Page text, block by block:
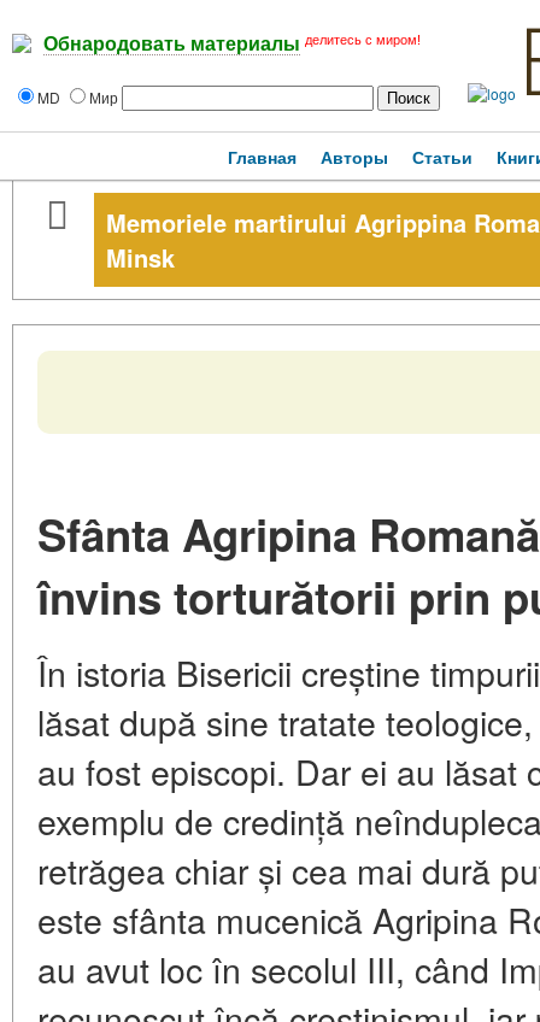
Обнародовать материалы делитесь с миром!
MD Мир
Главная Авторы Статьи
Memoriele martirului Agrippina
Minsk
Sfânta Agripina
învins torturătorii prin
În istoria Bisericii creștine
lăsat după sine tratate
au fost episcopi. Dar ei au
exemplu de credință
retrăgea chiar și cea mai dură
este sfânta mucenică Agripina
au avut loc în secolul III, când